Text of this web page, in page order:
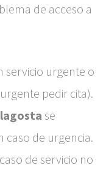
de acceso a
servicio urgente o
pedir cita).
se
caso de urgencia.
de servicio no